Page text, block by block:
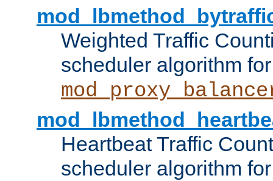
Weighted Traffic
scheduler algorithm for
Heartbeat Traffic
scheduler algorithm for